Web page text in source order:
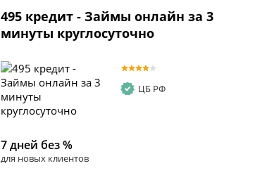
495 кредит - Займы онлайн за 3
минуты круглосуточно
ЦБ РФ
7 дней без %
для новых клиентов